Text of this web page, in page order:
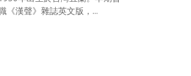
《漢聲》雜誌英文版，...